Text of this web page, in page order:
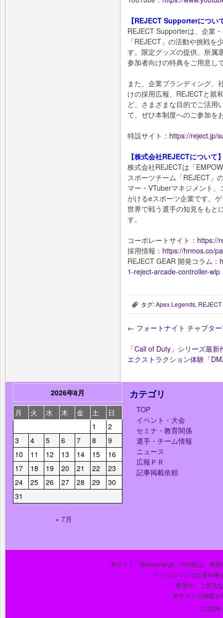
【REJECT Supporterについ
REJECT Supporterは、企業
「REJECT」の活動や挑戦
す。限定グッズの提供、所属
参加者向けの特典をご用意し
また、企業ブランディング、
けの採用広報、REJECTと親
ど、さまざまな目的でご活用
て、ぜひ本制度へのご参加を
特設サイト： https://reject.jp/
【株式会社REJECTについて
株式会社REJECTは「
スポーツチーム「REJECT」
マー・VTuberマネジメント
がけるeスポーツ企業です。
世界で戦う選手の知見をもと
す。
コーポレートサイト： https://
採用情報： https://hrmos.co/
REJECT GEAR 開発コラム：
1-reject-arcade-controller-wip
, タグ:Apex Legends, REJECT
← フォートナイト チャプタ
「Call of Duty」シリーズ最
エクストラクション体験「
2026年8月
月
火 水 木 金 土
日
1
2
3
4 5 6 7 8
9
10
11 12 13 14 15
16
17
18 19 20 21 22
23
24
25 26 27 28 29
30
31
« 7月
カテゴリ
TOP
イベント・大会
セミナ・教育関係
選手・チーム情報
ニュース
広報ＰＲ
記事掲載依頼
本サイト「BeSporter.jp」の内容は、商
リンクについては著作権
希望や、ご意見
本サイトの掲載ポ
© 2026